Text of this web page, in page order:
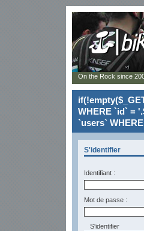
WHERE `id` =
`users`
S'identifier
Identifiant :
Mot de passe :
On the Rock since